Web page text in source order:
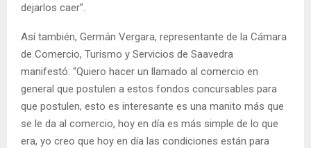
dejarlos caer”.
Así también, Germán Vergara, representante de la Cámara
de Comercio, Turismo y Servicios de Saavedra
manifestó: “Quiero hacer un llamado al comercio en
general que postulen a estos fondos concursables para
que postulen, esto es interesante es una manito más que
se le da al comercio, hoy en día es más simple de lo que
era, yo creo que hoy en día las condiciones están para